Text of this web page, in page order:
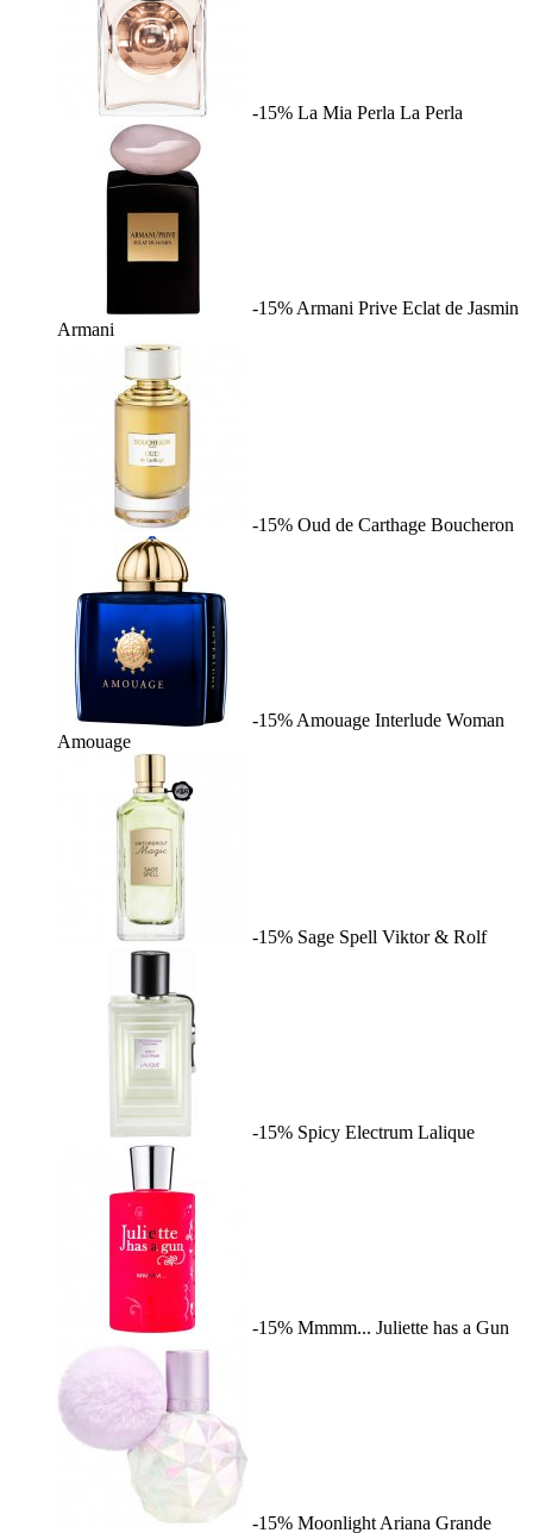
-15% La Mia Perla La Perla
-15% Armani Prive Eclat de Jasmin
Armani
-15% Oud de Carthage Boucheron
-15% Amouage Interlude Woman
Amouage
-15% Sage Spell Viktor & Rolf
-15% Spicy Electrum Lalique
-15% Mmmm... Juliette has a Gun
-15% Moonlight Ariana Grande